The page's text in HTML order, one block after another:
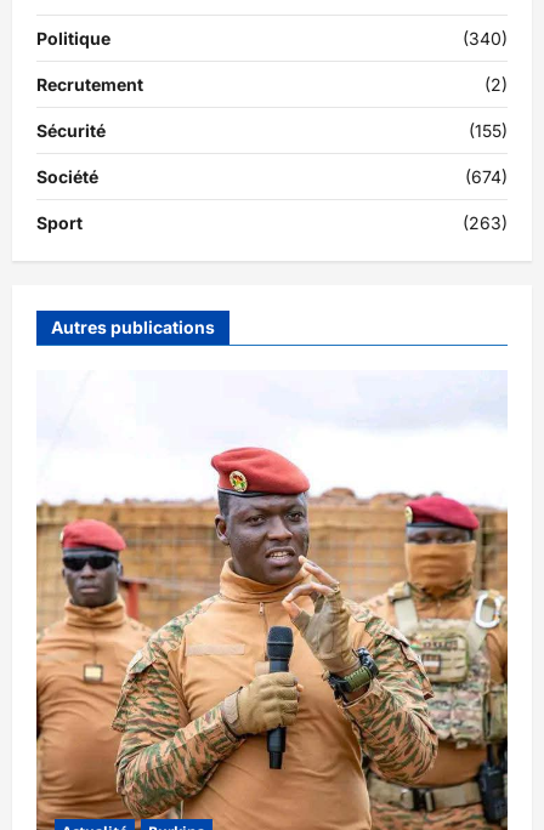
Politique (340)
Recrutement (2)
Sécurité (155)
Société (674)
Sport (263)
Autres publications